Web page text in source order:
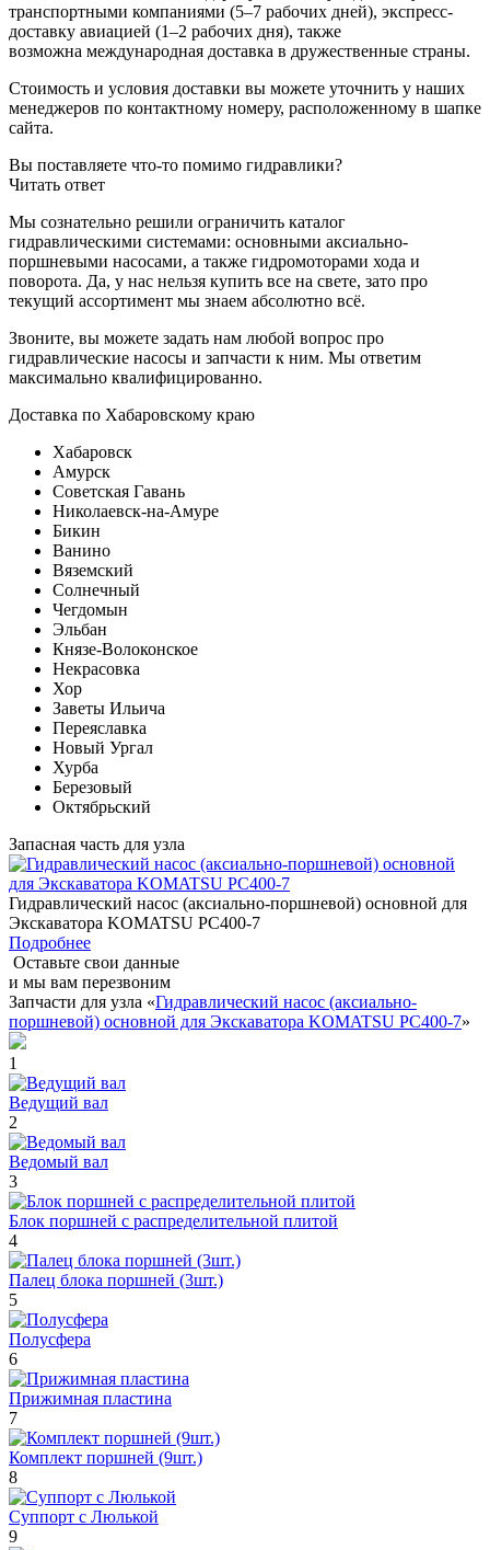
транспортными компаниями (5–7 рабочих дней), экспресс-
доставку авиацией (1–2 рабочих дня), также
возможна международная доставка в дружественные страны.
Стоимость и условия доставки вы можете уточнить у наших
менеджеров по контактному номеру, расположенному в шапке
сайта.
Вы поставляете что-то помимо гидравлики?
Читать ответ
Мы сознательно решили ограничить каталог
гидравлическими системами: основными аксиально-
поршневыми насосами, а также гидромоторами хода и
поворота. Да, у нас нельзя купить все на свете, зато про
текущий ассортимент мы знаем абсолютно всё.
Звоните, вы можете задать нам любой вопрос про
гидравлические насосы и запчасти к ним. Мы ответим
максимально квалифицированно.
Доставка по Хабаровскому краю
Хабаровск
Амурск
Советская Гавань
Николаевск-на-Амуре
Бикин
Ванино
Вяземский
Солнечный
Чегдомын
Эльбан
Князе-Волоконское
Некрасовка
Хор
Заветы Ильича
Переяславка
Новый Ургал
Хурба
Березовый
Октябрьский
Запасная часть для узла
Гидравлический насос (аксиально-поршневой) основной для
Экскаватора KOMATSU PC400-7
Подробнее
Оставьте свои данные
и мы вам перезвоним
Запчасти для узла «Гидравлический насос (аксиально-
поршневой) основной для Экскаватора KOMATSU PC400-7»
1
Ведущий вал
2
Ведомый вал
3
Блок поршней c распределительной плитой
4
Палец блока поршней (3шт.)
5
Полусфера
6
Прижимная пластина
7
Комплект поршней (9шт.)
8
Суппорт с Люлькой
9